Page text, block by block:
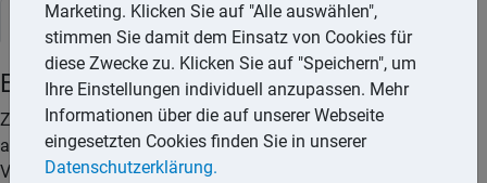
Steuerlexikon
Einkünfte aus Kapitalvermögen
Zu den Einkünften aus Kapitalvermögen gehören unter
anderem Zinsen und Dividenden, wenn sich die
Vermögenssubstanz, aus der diese Einnahmen erzielt werden,
Marketing. Klicken Sie auf "Alle auswählen",
stimmen Sie damit dem Einsatz von Cookies für
diese Zwecke zu. Klicken Sie auf "Speichern", um
Ihre Einstellungen individuell anzupassen. Mehr
Informationen über die auf unserer Webseite
eingesetzten Cookies finden Sie in unserer
Datenschutzerklärung.